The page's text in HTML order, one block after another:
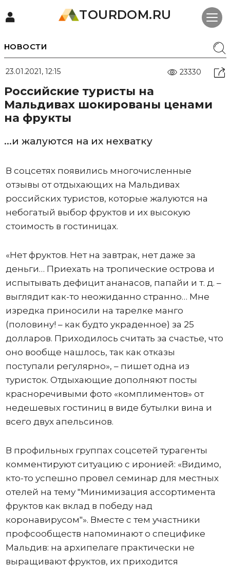
TOURDOM.RU
НОВОСТИ
23.01.2021, 12:15 23330
Российские туристы на
Мальдивах шокированы ценами
на фрукты
...и жалуются на их нехватку
В соцсетях появились многочисленные
отзывы от отдыхающих на Мальдивах
российских туристов, которые жалуются на
небогатый выбор фруктов и их высокую
стоимость в гостиницах.
«Нет фруктов. Нет на завтрак, нет даже за
деньги… Приехать на тропические острова и
испытывать дефицит ананасов, папайи и т. д. –
выглядит как-то неожиданно странно… Мне
изредка приносили на тарелке манго
(половину! – как будто украденное) за 25
долларов. Приходилось считать за счастье, что
оно вообще нашлось, так как отказы
поступали регулярно», – пишет одна из
туристок. Отдыхающие дополняют посты
красноречивыми фото «комплиментов» от
недешевых гостиниц в виде бутылки вина и
всего двух апельсинов.
В профильных группах соцсетей турагенты
комментируют ситуацию с иронией: «Видимо,
кто-то успешно провел семинар для местных
отелей на тему "Минимизация ассортимента
фруктов как вклад в победу над
коронавирусом"». Вместе с тем участники
профсообществ напоминают о специфике
Мальдив: на архипелаге практически не
выращивают фруктов, их приходится